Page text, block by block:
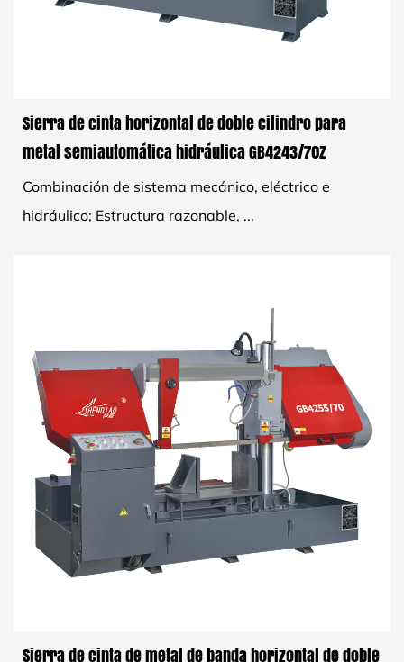
Sierra de cinta horizontal de doble cilindro para
metal semiautomática hidráulica GB4243/70Z
Combinación de sistema mecánico, eléctrico e
hidráulico; Estructura razonable, ...
Sierra de cinta de metal de banda horizontal de doble